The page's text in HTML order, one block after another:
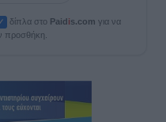
✓ δίπλα στο Paidis.com για να
προσθήκη.